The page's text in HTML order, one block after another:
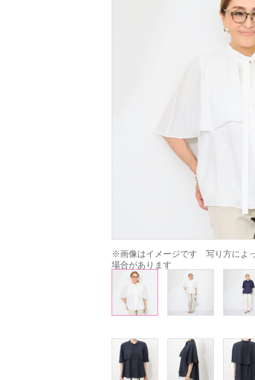
※画像はイメージです　写り方によ
場合があります